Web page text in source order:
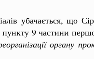
убачається, що
9 частини
органу